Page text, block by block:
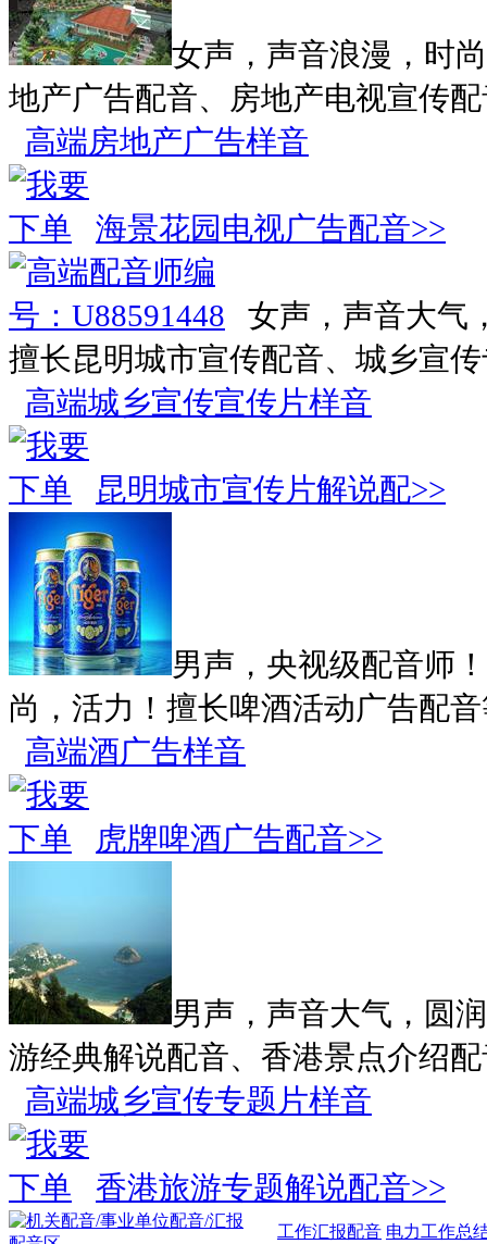
女声，声音浪漫，时
地产广告配音、房地产电视宣传
高端房地产广告样音
海景花园电视广告配音>>
女声，声音大气
擅长昆明城市宣传配音、城乡宣
高端城乡宣传宣传片样音
昆明城市宣传片解说配>>
男声，央视级配音师
尚，活力！擅长啤酒活动广告配
高端酒广告样音
虎牌啤酒广告配音>>
男声，声音大气，圆
游经典解说配音、香港景点介绍
高端城乡宣传专题片样音
香港旅游专题解说配音>>
工作汇报配音 电力工作总